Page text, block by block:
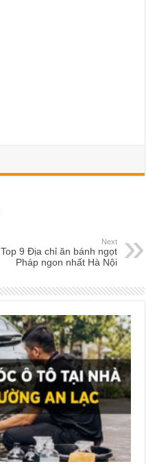
Next
Top 9 Địa chỉ ăn bánh ngọt
Pháp ngon nhất Hà Nội